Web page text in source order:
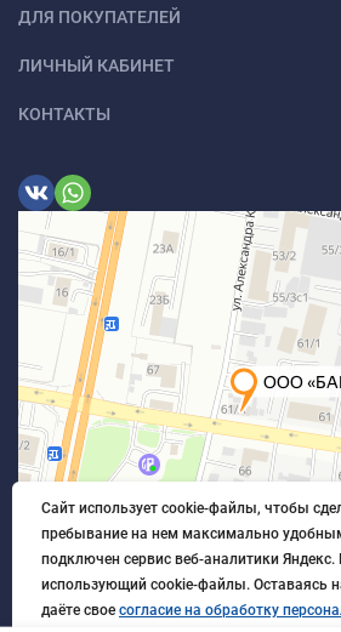
ДЛЯ ПОКУПАТЕЛЕЙ
ЛИЧНЫЙ КАБИНЕТ
КОНТАКТЫ
Сайт использует cookie-файлы, чтобы
пребывание на нем максимально
подключен сервис веб-аналитики Яндекс.
использующий cookie-файлы. Оставаясь
даёте свое согласие на обработку